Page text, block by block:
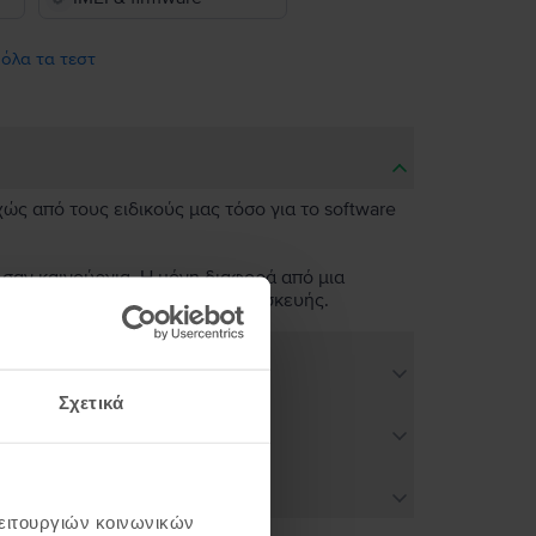
Σχετικά
κοινωνικών
τα τεστ
από τους ειδικούς μας τόσο για το software
καινούργια. Η μόνη διαφορά από μια
λειτουργικότητα της συσκευής.